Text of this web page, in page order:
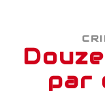
par